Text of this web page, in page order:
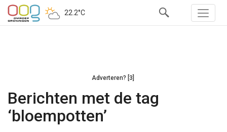
22.2°C
Adverteren? [3]
Berichten met de tag
‘bloempotten’